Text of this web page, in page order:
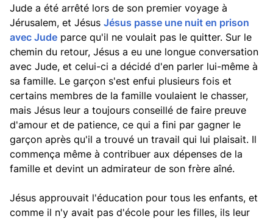
Jude a été arrêté lors de son premier voyage à
Jérusalem, et Jésus Jésus passe une nuit en prison
avec Jude parce qu'il ne voulait pas le quitter. Sur le
chemin du retour, Jésus a eu une longue conversation
avec Jude, et celui-ci a décidé d'en parler lui-même à
sa famille. Le garçon s'est enfui plusieurs fois et
certains membres de la famille voulaient le chasser,
mais Jésus leur a toujours conseillé de faire preuve
d'amour et de patience, ce qui a fini par gagner le
garçon après qu'il a trouvé un travail qui lui plaisait. Il
commença même à contribuer aux dépenses de la
famille et devint un admirateur de son frère aîné.
Jésus approuvait l'éducation pour tous les enfants, et
comme il n'y avait pas d'école pour les filles, ils leur